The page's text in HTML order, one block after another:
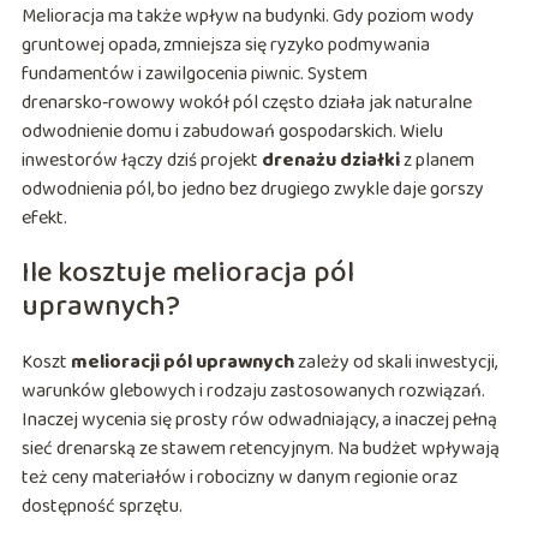
Melioracja ma także wpływ na budynki. Gdy poziom wody
gruntowej opada, zmniejsza się ryzyko podmywania
fundamentów i zawilgocenia piwnic. System
drenarsko‑rowowy wokół pól często działa jak naturalne
odwodnienie domu i zabudowań gospodarskich. Wielu
inwestorów łączy dziś projekt drenażu działkiz planem
odwodnienia pól, bo jedno bez drugiego zwykle daje gorszy
efekt.
Ile kosztuje melioracja pól
uprawnych?
Koszt melioracji pól uprawnychzależy od skali inwestycji,
warunków glebowych i rodzaju zastosowanych rozwiązań.
Inaczej wycenia się prosty rów odwadniający, a inaczej pełną
sieć drenarską ze stawem retencyjnym. Na budżet wpływają
też ceny materiałów i robocizny w danym regionie oraz
dostępność sprzętu.